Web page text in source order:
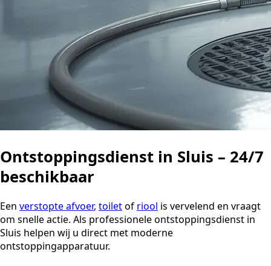
Ontstoppingsdienst in Sluis – 24/7
beschikbaar
Een verstopte afvoer, toiletof riool is vervelend en vraagt
om snelle actie. Als professionele ontstoppingsdienst in
Sluis helpen wij u direct met moderne
ontstoppingapparatuur.